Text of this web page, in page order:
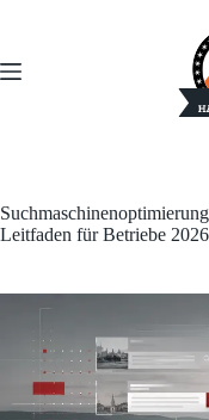
Leitfaden für Betriebe 2026